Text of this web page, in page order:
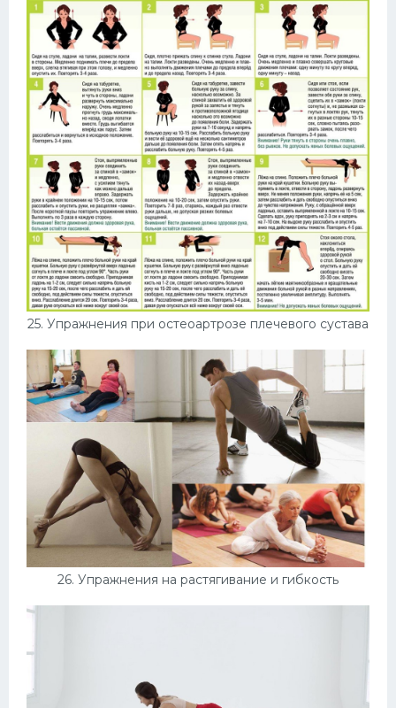
25. Упражнения при остеоартрозе плечевого сустава
26. Упражнения на растягивание и гибкость